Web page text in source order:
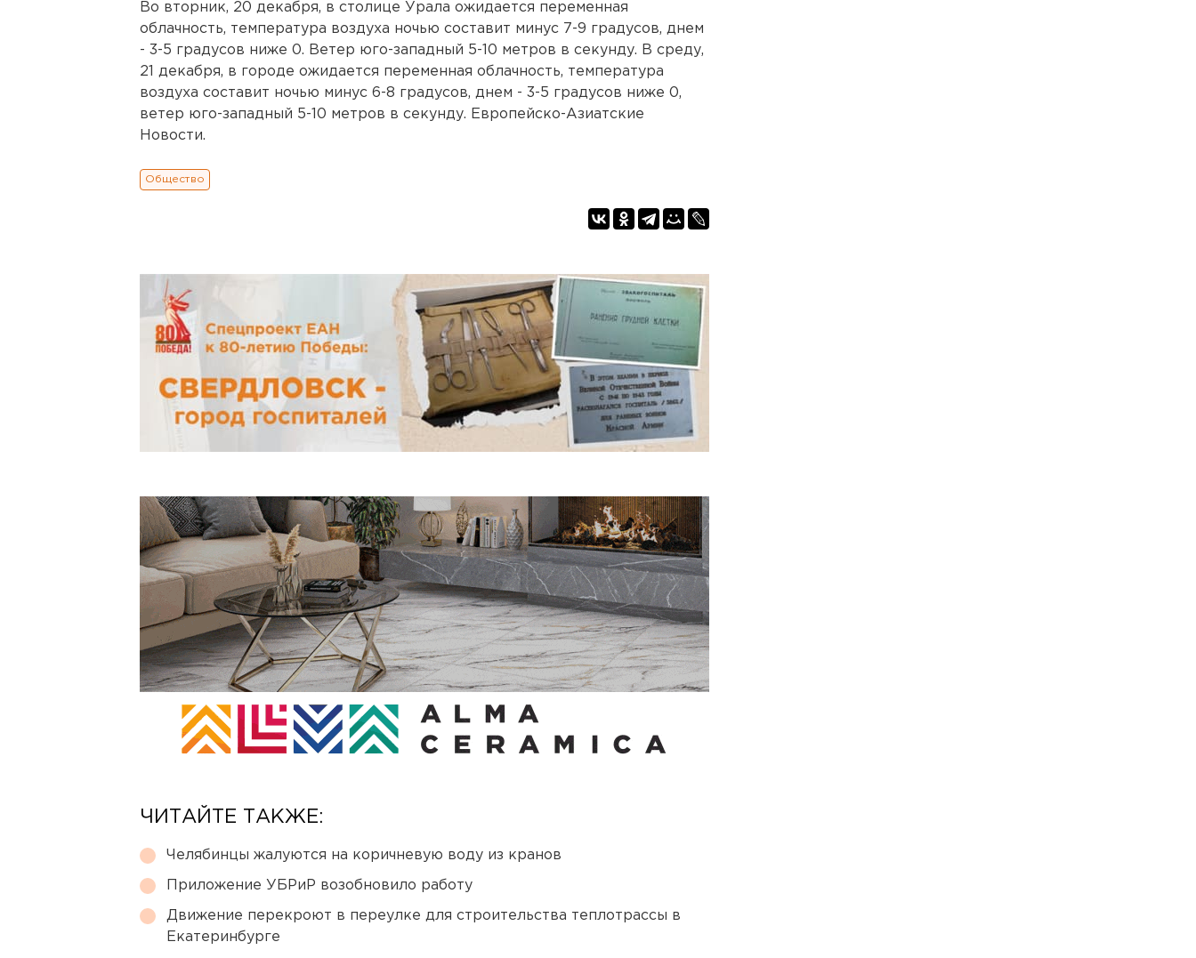
Во вторник, 20 декабря, в столице Урала ожидается переменная
облачность, температура воздуха ночью составит минус 7-9 градусов, днем
- 3-5 градусов ниже 0. Ветер юго-западный 5-10 метров в секунду. В среду,
21 декабря, в городе ожидается переменная облачность, температура
воздуха составит ночью минус 6-8 градусов, днем - 3-5 градусов ниже 0,
ветер юго-западный 5-10 метров в секунду. Европейско-Азиатские
Новости.
Общество
ЧИТАЙТЕ ТАКЖЕ:
Челябинцы жалуются на коричневую воду из кранов
Приложение УБРиР возобновило работу
Движение перекроют в переулке для строительства теплотрассы в
Екатеринбурге